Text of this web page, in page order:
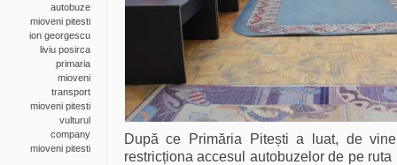
autobuze
mioveni pitesti
ion georgescu
liviu posirca
primaria
mioveni
transport
mioveni pitesti
vulturul
company
mioveni pitesti
După ce Primăria Pitești a luat, de
restricționa accesul autobuzelor de pe